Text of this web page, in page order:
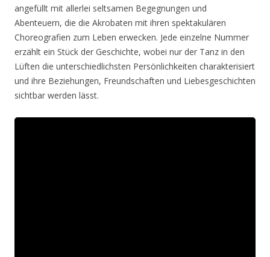
angefüllt mit allerlei seltsamen Begegnungen und
Abenteuern, die die Akrobaten mit ihren spektakulären
Choreografien zum Leben erwecken. Jede einzelne Nummer
erzählt ein Stück der Geschichte, wobei nur der Tanz in den
Lüften die unterschiedlichsten Persönlichkeiten charakterisiert
und ihre Beziehungen, Freundschaften und Liebesgeschichten
sichtbar werden lässt.